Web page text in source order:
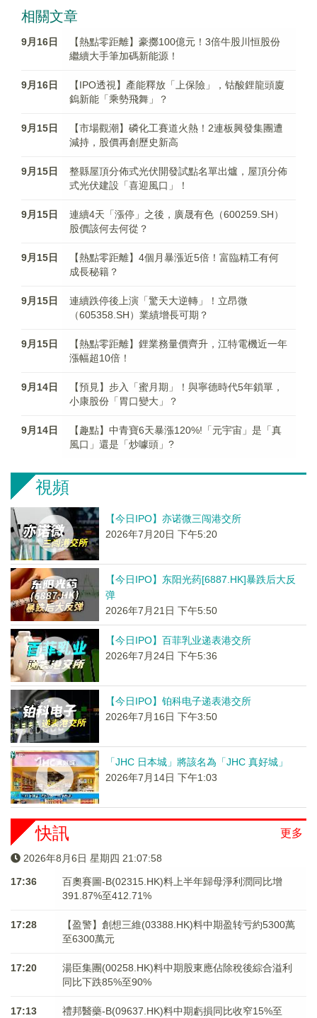
相關文章
9月16日
【熱點零距離】豪擲100億元！3倍牛股川恒股份
繼續大手筆加碼新能源！
9月16日
【IPO透視】產能釋放「上保險」，钴酸鋰龍頭廈
鎢新能「乘勢飛舞」？
9月15日
【市場觀潮】磷化工賽道火熱！2連板興發集團遭
減持，股價再創歷史新高
9月15日
整縣屋頂分佈式光伏開發試點名單出爐，屋頂分佈
式光伏建設「喜迎風口」！
9月15日
連續4天「漲停」之後，廣晟有色（600259.SH）
股價該何去何從？
9月15日
【熱點零距離】4個月暴漲近5倍！富臨精工有何
成長秘籍？
9月15日
連續跌停後上演「驚天大逆轉」！立昂微
（605358.SH）業績增長可期？
9月15日
【熱點零距離】鋰業務量價齊升，江特電機近一年
漲幅超10倍！
9月14日
【預見】步入「蜜月期」！與寧德時代5年鎖單，
小康股份「胃口變大」？
9月14日
【趣點】中青寶6天暴漲120%!「元宇宙」是「真
風口」還是「炒噱頭」?
視頻
【今日IPO】亦诺微三闯港交所
2026年7月20日 下午5:20
【今日IPO】东阳光药[6887.HK]暴跌后大反
弹
2026年7月21日 下午5:50
【今日IPO】百菲乳业递表港交所
2026年7月24日 下午5:36
【今日IPO】铂科电子递表港交所
2026年7月16日 下午3:50
「JHC 日本城」將該名為「JHC 真好城」
2026年7月14日 下午1:03
更多
快訊
2026年8月6日 星期四 21:07:58
17:36
百奧賽圖-B(02315.HK)料上半年歸母淨利潤同比增
391.87%至412.71%
17:28
【盈警】創想三維(03388.HK)料中期盈转亏約5300萬
至6300萬元
17:20
湯臣集團(00258.HK)料中期股東應佔除稅後綜合溢利
同比下跌85%至90%
17:13
禮邦醫藥-B(09637.HK)料中期虧損同比收窄15%至